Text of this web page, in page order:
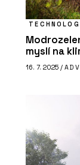
myslí na
16. 7. 2025 /